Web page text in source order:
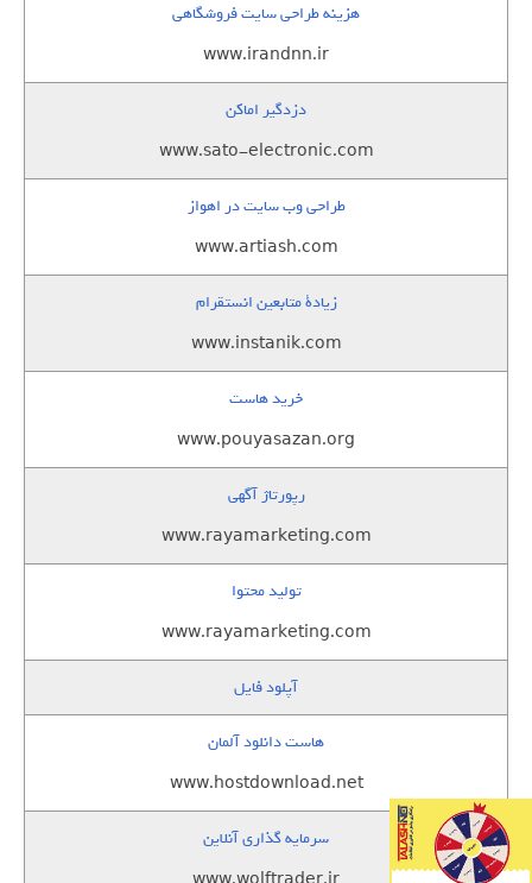
هزینه طراحی سایت فروشگاهی
www.irandnn.ir
دزدگیر اماکن
www.sato-electronic.com
طراحی وب سایت در اهواز
www.artiash.com
زيادة متابعين انستقرام
www.instanik.com
خرید هاست
www.pouyasazan.org
رپورتاژ آگهی
www.rayamarketing.com
تولید محتوا
www.rayamarketing.com
آپلود فایل
هاست دانلود آلمان
www.hostdownload.net
سرمایه گذاری آنلاین